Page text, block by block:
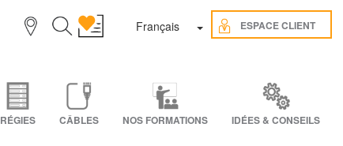
Français Toggle Dropdown
ESPACE CLIENT
RÉGIES CÂBLES NOS FORMATIONS IDÉES & CONSEILS